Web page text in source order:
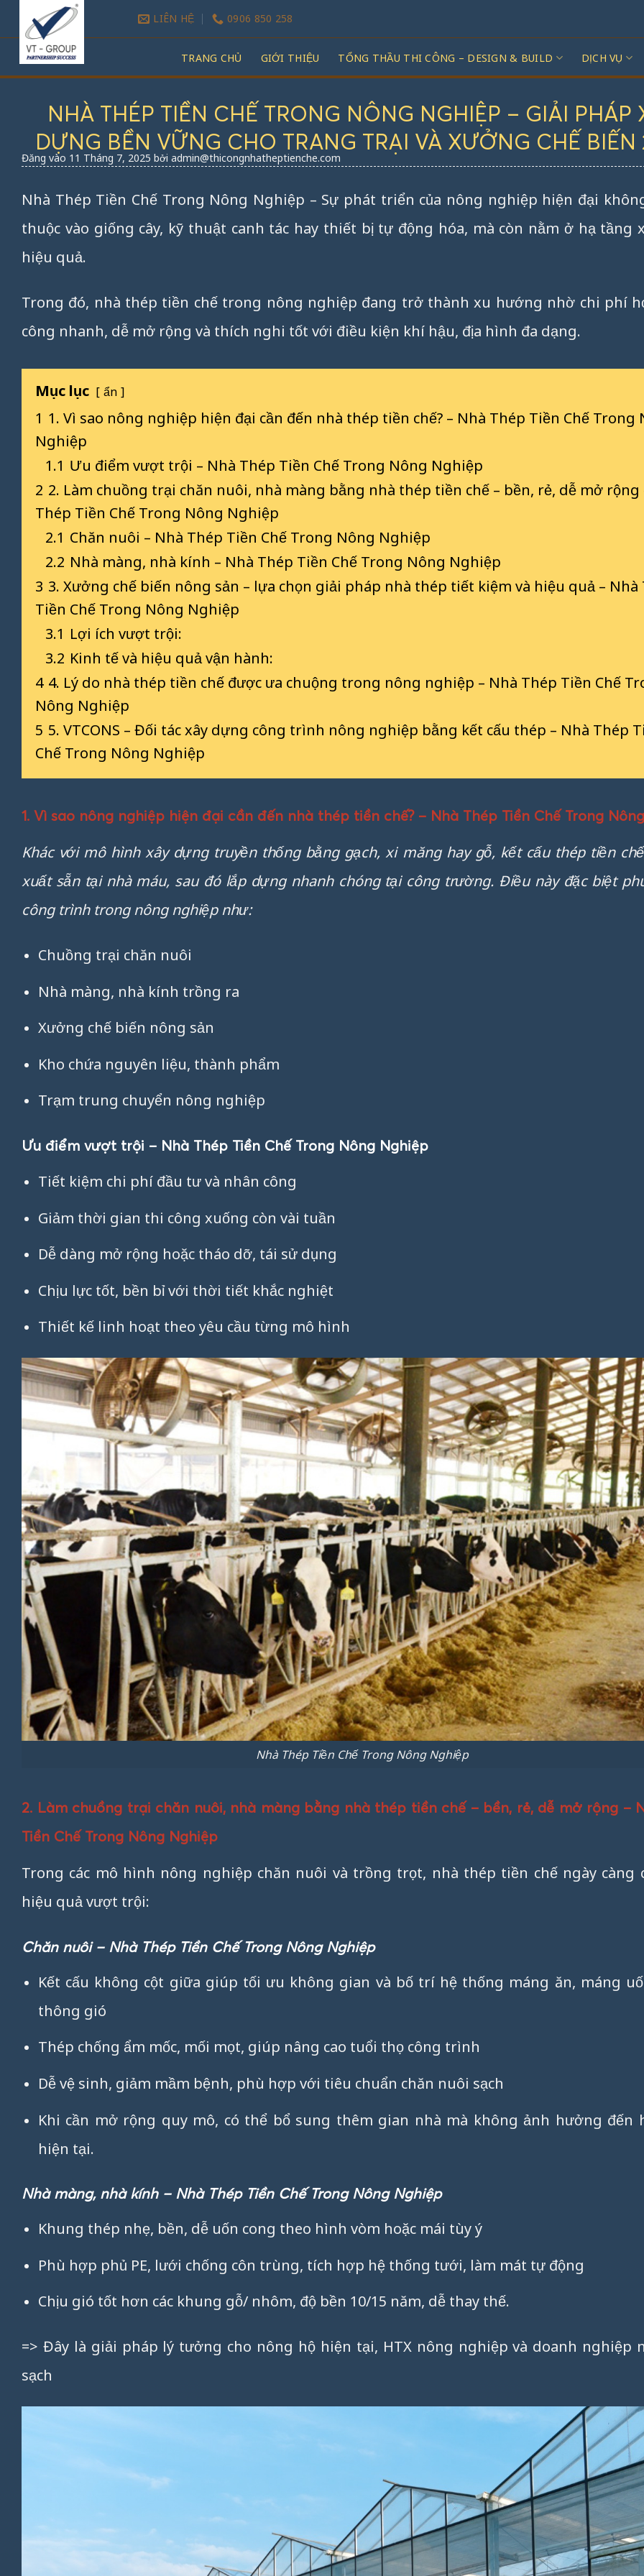
dung
LIÊN HỆ 0906 850 258
TRANG CHỦ GIỚI THIỆU TỔNG THẦU THI CÔNG – DESIGN & BUILD DỊCH VỤ
NHÀ THÉP TIỀN CHẾ TRONG NÔNG NGHIỆP – GIẢI PHÁP
DỰNG BỀN VỮNG CHO TRANG TRẠI VÀ XƯỞNG CHẾ BIẾN
Đăng vào 11 Tháng 7, 2025 bởi admin@thicongnhatheptienche.com
Nhà Thép Tiền Chế Trong Nông Nghiệp – Sự phát triển của nông nghiệp hiện đại
thuộc vào giống cây, kỹ thuật canh tác hay thiết bị tự động hóa, mà còn nằm ở hạ tầng
hiệu quả.
Trong đó, nhà thép tiền chế trong nông nghiệp đang trở thành xu hướng nhờ chi phí
công nhanh, dễ mở rộng và thích nghi tốt với điều kiện khí hậu, địa hình đa dạng.
Mục lục ẩn
1 1. Vì sao nông nghiệp hiện đại cần đến nhà thép tiền chế? – Nhà Thép Tiền Chế Trong
Nghiệp
1.1 Ưu điểm vượt trội – Nhà Thép Tiền Chế Trong Nông Nghiệp
2 2. Làm chuồng trại chăn nuôi, nhà màng bằng nhà thép tiền chế – bền, rẻ, dễ mở rộng
Thép Tiền Chế Trong Nông Nghiệp
2.1 Chăn nuôi – Nhà Thép Tiền Chế Trong Nông Nghiệp
2.2 Nhà màng, nhà kính – Nhà Thép Tiền Chế Trong Nông Nghiệp
3 3. Xưởng chế biến nông sản – lựa chọn giải pháp nhà thép tiết kiệm và hiệu quả – Nhà
Tiền Chế Trong Nông Nghiệp
3.1 Lợi ích vượt trội:
3.2 Kinh tế và hiệu quả vận hành:
4 4. Lý do nhà thép tiền chế được ưa chuộng trong nông nghiệp – Nhà Thép Tiền Chế
Nông Nghiệp
5 5. VTCONS – Đối tác xây dựng công trình nông nghiệp bằng kết cấu thép – Nhà Thép
Chế Trong Nông Nghiệp
1. Vì sao nông nghiệp hiện đại cần đến nhà thép tiền chế? – Nhà Thép Tiền Chế Trong
Khác với mô hình xây dựng truyền thống bằng gạch, xi măng hay gỗ, kết cấu thép tiền
xuất sẵn tại nhà máu, sau đó lắp dựng nhanh chóng tại công trường. Điều này đặc biệt
công trình trong nông nghiệp như:
Chuồng trại chăn nuôi
Nhà màng, nhà kính trồng ra
Xưởng chế biến nông sản
Kho chứa nguyên liệu, thành phẩm
Trạm trung chuyển nông nghiệp
Ưu điểm vượt trội – Nhà Thép Tiền Chế Trong Nông Nghiệp
Tiết kiệm chi phí đầu tư và nhân công
Giảm thời gian thi công xuống còn vài tuần
Dễ dàng mở rộng hoặc tháo dỡ, tái sử dụng
Chịu lực tốt, bền bỉ với thời tiết khắc nghiệt
Thiết kế linh hoạt theo yêu cầu từng mô hình
Nhà Thép Tiền Chế Trong Nông Nghiệp
2. Làm chuồng trại chăn nuôi, nhà màng bằng nhà thép tiền chế – bền, rẻ, dễ mở rộng –
Tiền Chế Trong Nông Nghiệp
Trong các mô hình nông nghiệp chăn nuôi và trồng trọt, nhà thép tiền chế ngày càng
hiệu quả vượt trội:
Chăn nuôi – Nhà Thép Tiền Chế Trong Nông Nghiệp
Kết cấu không cột giữa giúp tối ưu không gian và bố trí hệ thống máng ăn, máng
thông gió
Thép chống ẩm mốc, mối mọt, giúp nâng cao tuổi thọ công trình
Dễ vệ sinh, giảm mầm bệnh, phù hợp với tiêu chuẩn chăn nuôi sạch
Khi cần mở rộng quy mô, có thể bổ sung thêm gian nhà mà không ảnh hưởng đến
hiện tại.
Nhà màng, nhà kính – Nhà Thép Tiền Chế Trong Nông Nghiệp
Khung thép nhẹ, bền, dễ uốn cong theo hình vòm hoặc mái tùy ý
Phù hợp phủ PE, lưới chống côn trùng, tích hợp hệ thống tưới, làm mát tự động
Chịu gió tốt hơn các khung gỗ/ nhôm, độ bền 10/15 năm, dễ thay thế.
=> Đây là giải pháp lý tưởng cho nông hộ hiện tại, HTX nông nghiệp và doanh nghiệp
sạch